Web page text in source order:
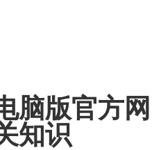
脑版官方网
知识